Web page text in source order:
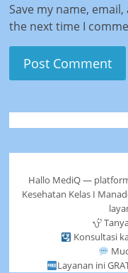
Save my name,
the next time I
Hallo MediQ —
Kesehatan Kelas I
Konsultasi
Layanan ini